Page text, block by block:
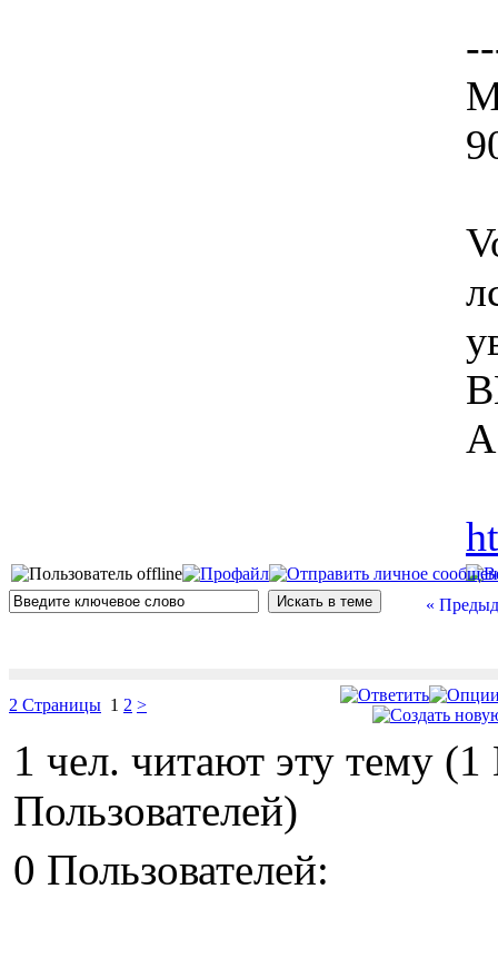
А
«
2 Страницы 1 2 >
1 чел. читают эту тему
Пользователей)
0 Пользователей: